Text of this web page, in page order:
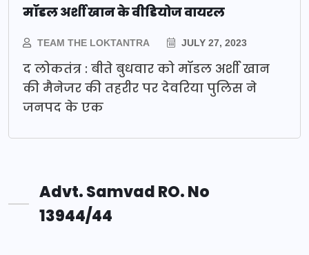
मॉडल अर्शी खान के वीडियोज वायरल
TEAM THE LOKTANTRA JULY 27, 2023
द लोकतंत्र : बीते बुधवार को मॉडल अर्शी खान
की मैनेजर की तहरीर पर देवरिया पुलिस ने
जनपद के एक
Advt. Samvad RO. No
13944/44